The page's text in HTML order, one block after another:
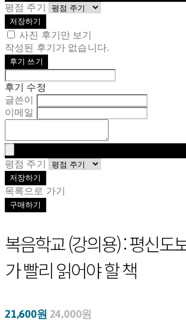
평점 주기
저장하기
사진 후기만 보기
작성된 후기가 없습니다.
후기 쓰기
후기 수정
글쓴이
이메일
평점 주기
저장하기
목록으로 가기
구매하기
복음학교 (강의용) : 평신도
가 빨리 읽어야 할 책
21,600원 24,000원